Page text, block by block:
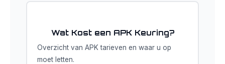
Wat Kost een APK Keuring?
Overzicht van APK tarieven en waar u op
moet letten.